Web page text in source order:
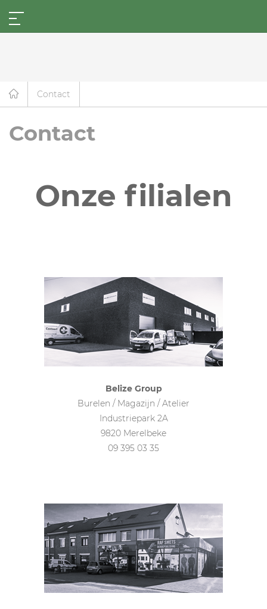
Contact
Contact
Onze filialen
Belize Group
Burelen / Magazijn / Atelier
Industriepark 2A
9820 Merelbeke
09 395 03 35